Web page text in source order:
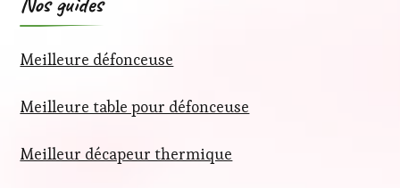
Meilleure défonceuse
Meilleure table pour défonceuse
Meilleur décapeur thermique